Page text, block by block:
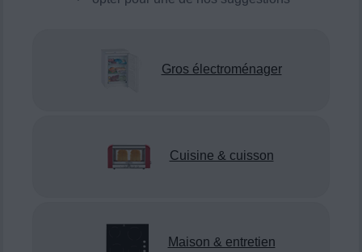
Gros électroménager
Cuisine & cuisson
Maison & entretien